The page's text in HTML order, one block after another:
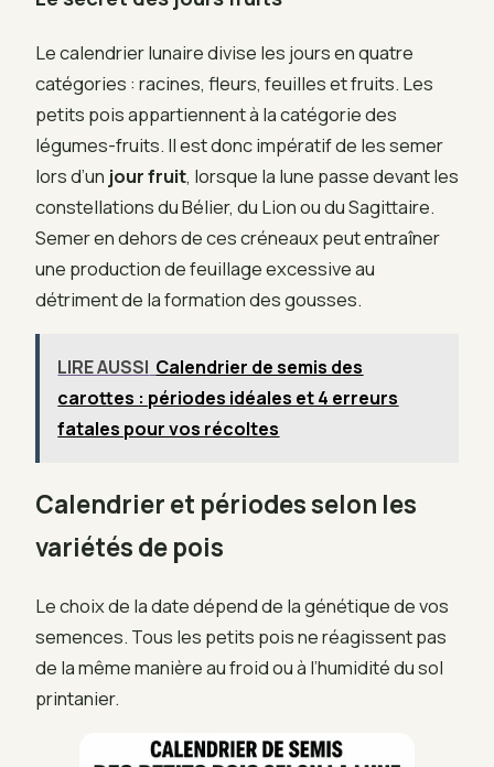
Le calendrier lunaire divise les jours en quatre
catégories : racines, fleurs, feuilles et fruits. Les
petits pois appartiennent à la catégorie des
légumes-fruits. Il est donc impératif de les semer
lors d’un jour fruit, lorsque la lune passe devant les
constellations du Bélier, du Lion ou du Sagittaire.
Semer en dehors de ces créneaux peut entraîner
une production de feuillage excessive au
détriment de la formation des gousses.
LIRE AUSSI Calendrier de semis des
carottes : périodes idéales et 4 erreurs
fatales pour vos récoltes
Calendrier et périodes selon les
variétés de pois
Le choix de la date dépend de la génétique de vos
semences. Tous les petits pois ne réagissent pas
de la même manière au froid ou à l’humidité du sol
printanier.